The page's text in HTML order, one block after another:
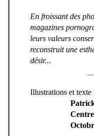
En froissant des
magazines
leurs valeurs
reconstruit une
désir...
Illustrations et texte